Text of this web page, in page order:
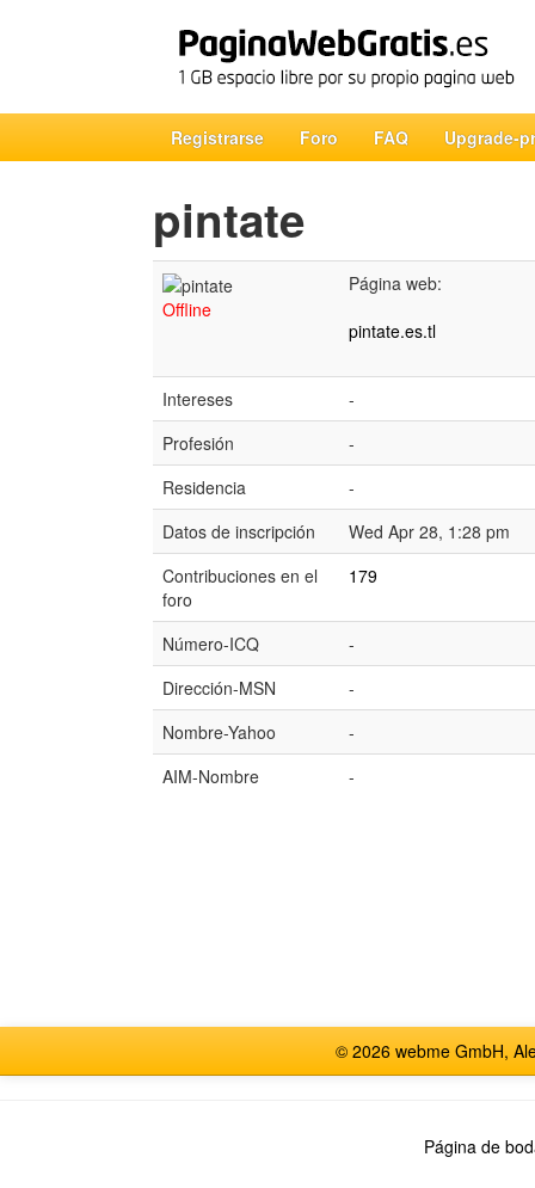
Registrarse Foro FAQ Upgrade-
pintate
Offline
Página web:
pintate.es.tl
Intereses
-
Profesión
-
Residencia
-
Datos de inscripción
Wed Apr 28, 1:28 pm
Contribuciones en el
foro
179
Número-ICQ
-
Dirección-MSN
-
Nombre-Yahoo
-
AIM-Nombre
-
© 2026 webme GmbH,
Página de